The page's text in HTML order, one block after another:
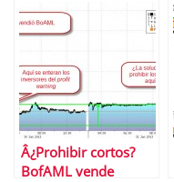
tan optimistas
Â¿Prohibir cortos?
BofAML vende